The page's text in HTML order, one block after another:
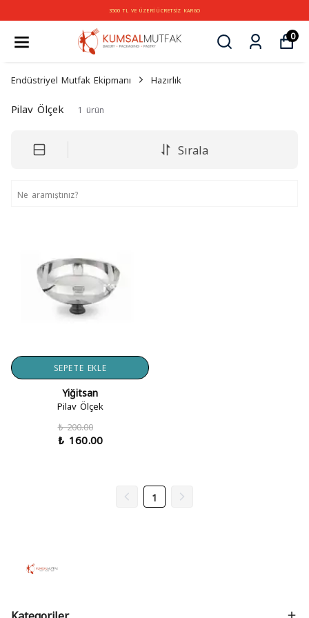
3500 TL VE ÜZERİ ÜCRETSİZ KARGO
0
Endüstriyel Mutfak Ekipmanı Hazırlık
Pilav Ölçek 1 ürün
Sırala
SEPETE EKLE
Yiğitsan
Pilav Ölçek
₺ 200.00
₺ 160.00
1